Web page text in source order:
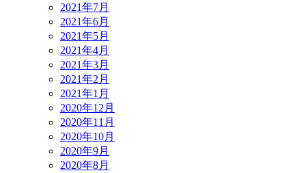
2021年7月
2021年6月
2021年5月
2021年4月
2021年3月
2021年2月
2021年1月
2020年12月
2020年11月
2020年10月
2020年9月
2020年8月